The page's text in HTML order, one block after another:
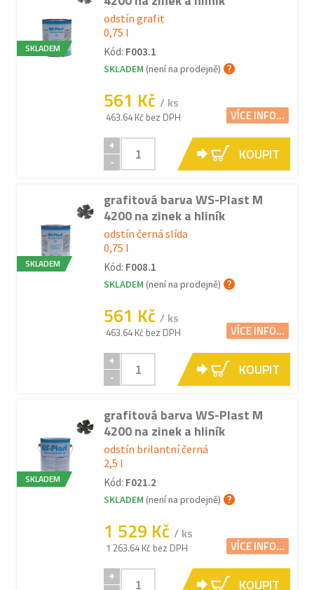
SKLADEM
odstín grafit
0,75 l
Kód: F003.1
SKLADEM (není na prodejně)
561 Kč / ks
463.64 Kč bez DPH VÍCE INFO...
+
-
KOUPIT
SKLADEM
grafitová barva WS-Plast M
4200 na zinek a hliník
odstín černá slída
0,75 l
Kód: F008.1
SKLADEM (není na prodejně)
561 Kč / ks
463.64 Kč bez DPH VÍCE INFO...
+
-
KOUPIT
SKLADEM
grafitová barva WS-Plast M
4200 na zinek a hliník
odstín brilantní černá
2,5 l
Kód: F021.2
SKLADEM (není na prodejně)
1 529 Kč / ks
1 263.64 Kč bez DPH VÍCE INFO...
+
KOUPIT